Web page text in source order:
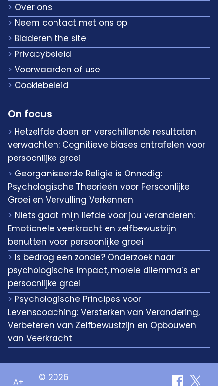
Over ons
Neem contact met ons op
Bladeren the site
Privacybeleid
Voorwaarden of use
Cookiebeleid
On focus
Hetzelfde doen en verschillende resultaten
verwachten: Cognitieve biases ontrafelen voor
persoonlijke groei
Georganiseerde Religie is Onnodig:
Psychologische Theorieën voor Persoonlijke
Groei en Vervulling Verkennen
Niets gaat mijn liefde voor jou veranderen:
Emotionele veerkracht en zelfbewustzijn
benutten voor persoonlijke groei
Is bedrog een zonde? Onderzoek naar
psychologische impact, morele dilemma’s en
persoonlijke groei
Psychologische Principes voor
Levenscoaching: Versterken van Verandering,
Verbeteren van Zelfbewustzijn en Opbouwen
van Veerkracht
A+
© 2026